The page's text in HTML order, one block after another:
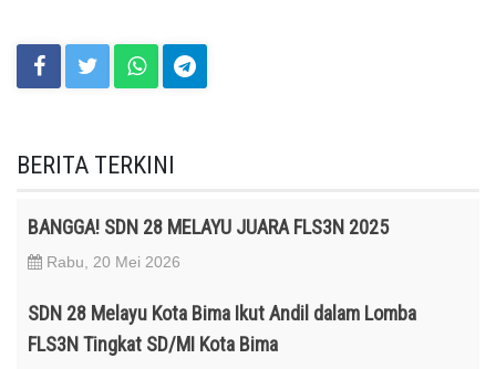
BERITA TERKINI
BANGGA! SDN 28 MELAYU JUARA FLS3N 2025
Rabu, 20 Mei 2026
SDN 28 Melayu Kota Bima Ikut Andil dalam Lomba
FLS3N Tingkat SD/MI Kota Bima